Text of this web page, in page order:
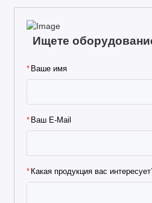
Ищете
Ваше имя
Ваш E-Mail
Какая продукция вас